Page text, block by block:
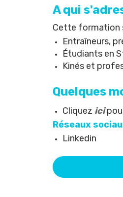
A qui
Cette formation
Entraîneurs,
Étudiants en
Kinés et
Quelques
Cliquez ici
Réseaux
Linkedin